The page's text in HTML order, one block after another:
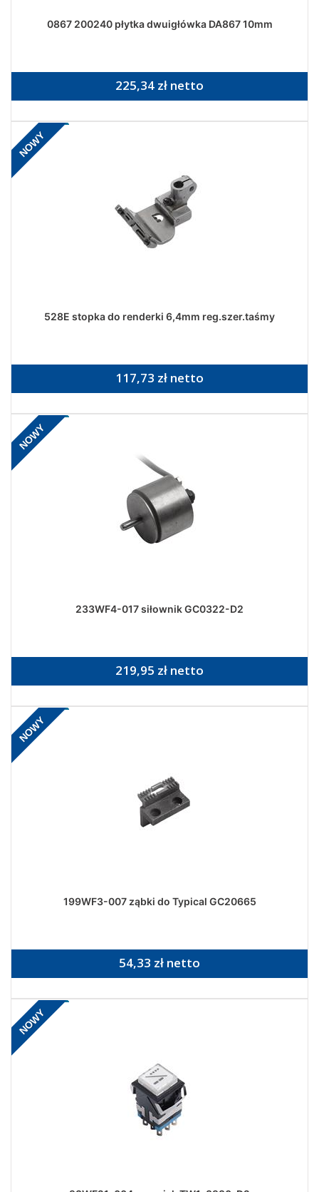
0867 200240 płytka dwuigłówka DA867 10mm
225,34 zł netto
NOWY
528E stopka do renderki 6,4mm reg.szer.taśmy
117,73 zł netto
NOWY
233WF4-017 siłownik GC0322-D2
219,95 zł netto
NOWY
199WF3-007 ząbki do Typical GC20665
54,33 zł netto
NOWY